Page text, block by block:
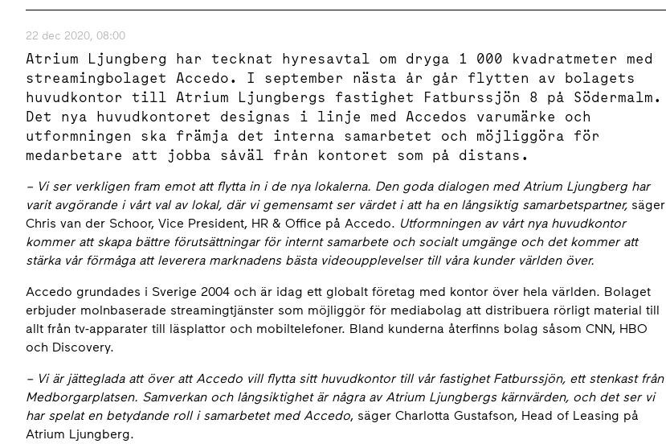
22 dec 2020, 08:00
Atrium Ljungberg har tecknat hyresavtal om dryga 1 000 kvadratmeter med
streamingbolaget Accedo. I september nästa år går flytten av bolagets
huvudkontor till Atrium Ljungbergs fastighet Fatburssjön 8 på Södermalm.
Det nya huvudkontoret designas i linje med Accedos varumärke och
utformningen ska främja det interna samarbetet och möjliggöra för
medarbetare att jobba såväl från kontoret som på distans.
– Vi ser verkligen fram emot att flytta in i de nya lokalerna. Den goda dialogen med Atrium Ljungberg har
varit avgörande i vårt val av lokal, där vi gemensamt ser värdet i att ha en långsiktig samarbetspartner, säger
Chris van der Schoor, Vice President, HR & Office på Accedo. Utformningen av vårt nya huvudkontor
kommer att skapa bättre förutsättningar för internt samarbete och socialt umgänge och det kommer att
stärka vår förmåga att leverera marknadens bästa videoupplevelser till våra kunder världen över.
Accedo grundades i Sverige 2004 och är idag ett globalt företag med kontor över hela världen. Bolaget
erbjuder molnbaserade streamingtjänster som möjliggör för mediabolag att distribuera rörligt material till
allt från tv-apparater till läsplattor och mobiltelefoner. Bland kunderna återfinns bolag såsom CNN, HBO
och Discovery.
– Vi är jätteglada att över att Accedo vill flytta sitt huvudkontor till vår fastighet Fatburssjön, ett stenkast från
Medborgarplatsen. Samverkan och långsiktighet är några av Atrium Ljungbergs kärnvärden, och det ser vi
har spelat en betydande roll i samarbetet med Accedo, säger Charlotta Gustafson, Head of Leasing på
Atrium Ljungberg.